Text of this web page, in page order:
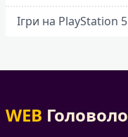
Ігри на PlayStation
WEB